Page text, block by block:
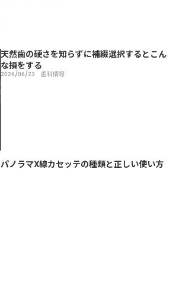
天然歯の硬さを知らずに補綴選択するとこん
な損をする
2026/06/23 歯科情報
パノラマX線カセッテの種類と正しい使い方